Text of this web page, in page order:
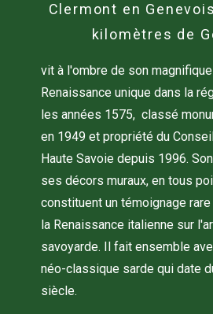
Clermont en
kilomètres de
vit à l'ombre de son
Renaissance unique dans la
les années 1575, classé
en 1949 et propriété du
Haute Savoie depuis 1996.
ses décors muraux, en tous
constituent un témoignage
la Renaissance italienne sur
savoyarde. Il fait ensemble
néo-classique sarde qui date
siècle.